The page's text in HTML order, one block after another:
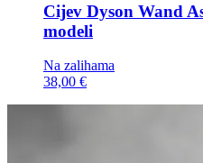
Cijev Dyson Wand
modeli
Na zalihama
38,00 €